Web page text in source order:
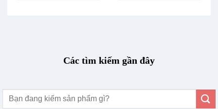
Các tìm kiếm gần đây
Tìm